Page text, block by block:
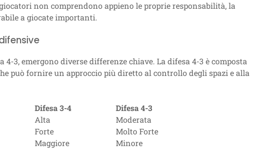
non comprendono appieno le proprie responsabilità, la
a giocate importanti.
3, emergono diverse differenze chiave. La difesa 4-3 è composta
può fornire un approccio più diretto al controllo degli spazi e alla
Difesa 3-4
Difesa 4-3
Alta
Moderata
Forte
Molto Forte
Maggiore
Minore